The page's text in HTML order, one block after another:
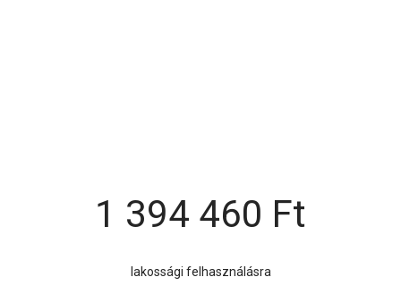
1 394 460 Ft
lakossági felhasználásra